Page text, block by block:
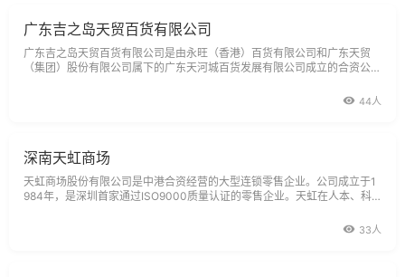
广东吉之岛天贸百货有限公司
广东吉之岛天贸百货有限公司是由永旺（香港）百货有限公司和广东天贸
（集团）股份有限公司属下的广东天河城百货发展有限公司成立的合资公
本著名零售企业，是亚洲第一大、全球第十三大商业零售集团，世界500强
44人
深南天虹商场
天虹商场股份有限公司是中港合资经营的大型连锁零售企业。公司成立于1
984年，是深圳首家通过ISO9000质量认证的零售企业。天虹在人本、科
年销售额从1999年的3.21亿元稳步增长至2006年的56.29亿元。天虹坚持33人